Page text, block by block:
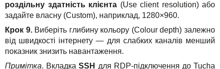
роздільну здатність клієнта (Use client resolution) або
задайте власну (Custom), наприклад, 1280×960.
Крок 9.Виберіть глибину кольору (Colour depth) залежно
від швидкості інтернету — для слабких каналів менший
показник знизить навантаження.
Примітка. ВкладкаSSH для RDP-підключення до Tucha